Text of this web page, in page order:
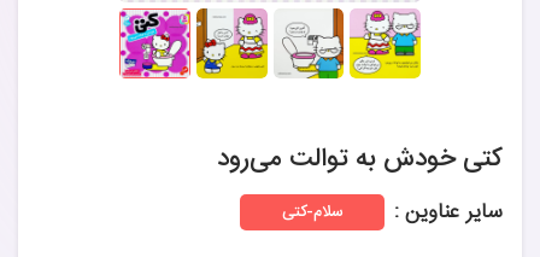
کتی خودش به توالت می‌رود
سایر عناوین : سلام-کتی